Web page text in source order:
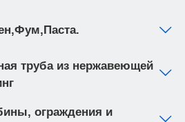
труба из нержавеющей
ограждения и